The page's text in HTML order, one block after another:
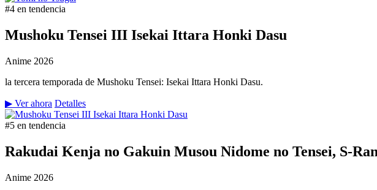
#4 en tendencia
Mushoku Tensei III Isekai Ittara Honki Dasu
Anime 2026
la tercera temporada de Mushoku Tensei: Isekai Ittara Honki Dasu.
▶ Ver ahora Detalles
#5 en tendencia
Rakudai Kenja no Gakuin Musou Nidome no Tensei, S-
Anime 2026